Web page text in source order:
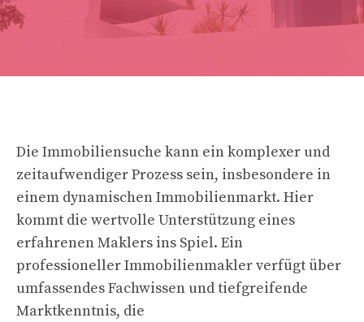
Die Immobiliensuche kann ein komplexer und
zeitaufwendiger Prozess sein, insbesondere in
einem dynamischen Immobilienmarkt. Hier
kommt die wertvolle Unterstützung eines
erfahrenen Maklers ins Spiel. Ein
professioneller Immobilienmakler verfügt über
umfassendes Fachwissen und tiefgreifende
Marktkenntnis, die